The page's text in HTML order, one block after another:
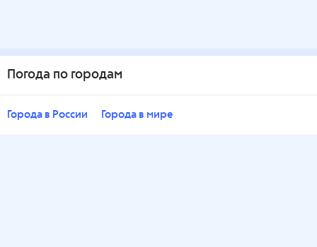
Погода по городам
Города в России Города в мире